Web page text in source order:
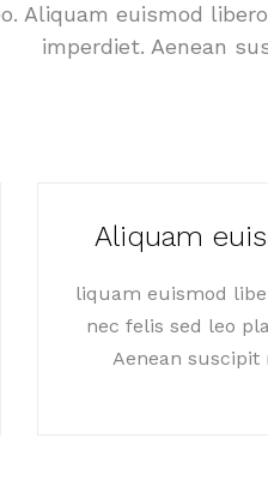
Aliquam euismod
imperdiet. Aenean
Aliquam
liquam euismod
nec felis sed leo
Aenean